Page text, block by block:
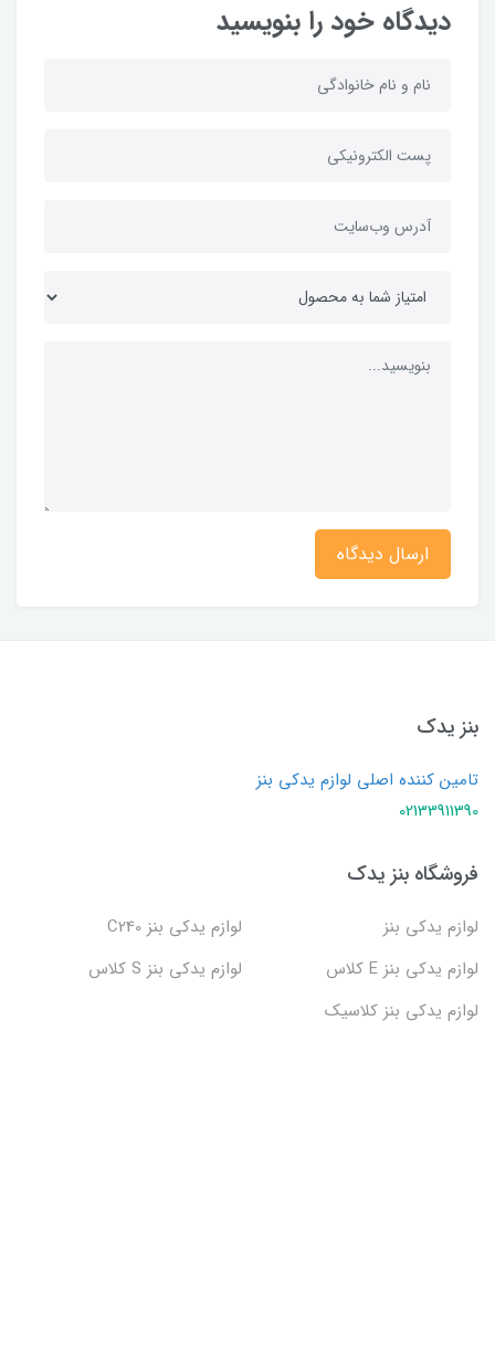
دیدگاه خود را بنویسید
ارسال دیدگاه
بنز یدک
تامین کننده اصلی لوازم یدکی بنز
02133911390
فروشگاه بنز یدک
لوازم یدکی بنز
لوازم یدکی بنز C240
لوازم یدکی بنز E کلاس
لوازم یدکی بنز S کلاس
لوازم یدکی بنز کلاسیک